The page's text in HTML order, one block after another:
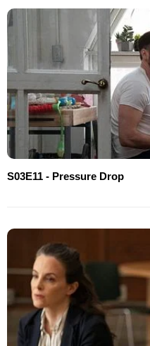
S03E11 - Pressure Drop